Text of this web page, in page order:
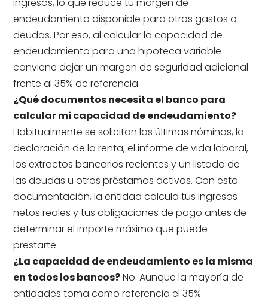
ingresos, lo que reduce tu margen de
endeudamiento disponible para otros gastos o
deudas. Por eso, al calcular la capacidad de
endeudamiento para una hipoteca variable
conviene dejar un margen de seguridad adicional
frente al 35% de referencia.
¿Qué documentos necesita el banco para
calcular mi capacidad de endeudamiento?
Habitualmente se solicitan las últimas nóminas, la
declaración de la renta, el informe de vida laboral,
los extractos bancarios recientes y un listado de
las deudas u otros préstamos activos. Con esta
documentación, la entidad calcula tus ingresos
netos reales y tus obligaciones de pago antes de
determinar el importe máximo que puede
prestarte.
¿La capacidad de endeudamiento es la misma
en todos los bancos?No. Aunque la mayoría de
entidades toma como referencia el 35%